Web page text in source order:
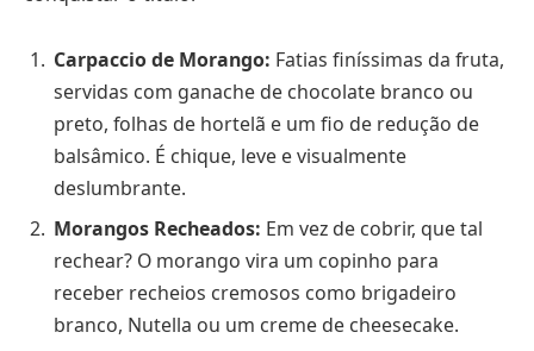
Carpaccio de Morango: Fatias finíssimas da fruta,
servidas com ganache de chocolate branco ou
preto, folhas de hortelã e um fio de redução de
balsâmico. É chique, leve e visualmente
deslumbrante.
Morangos Recheados: Em vez de cobrir, que tal
rechear? O morango vira um copinho para
receber recheios cremosos como brigadeiro
branco, Nutella ou um creme de cheesecake.